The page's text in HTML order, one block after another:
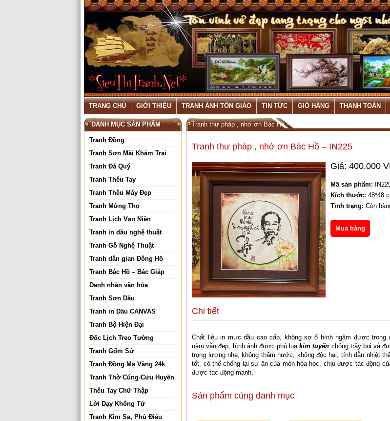
TRANG CHỦ GIỚI THIỆU TRANH ẢNH TÔN GIÁO TIN TỨC GIỎ HÀNG THANH TOÁN
DANH MỤC SẢN PHẨM
Tranh Đồng
Tranh Sơn Mài Khảm Trai
Tranh Đá Quý
Tranh Thêu Tay
Tranh Thêu Máy Đẹp
Tranh Mừng Thọ
Tranh Lịch Vạn Niên
Tranh in dầu nghệ thuật
Tranh Gỗ Nghệ Thuật
Tranh dân gian Đông Hồ
Tranh Bác Hồ – Bác Giáp
Danh nhân văn hóa
Tranh Sơn Dầu
Tranh in Dầu CANVAS
Tranh Bộ Hiện Đại
Đốc Lịch Treo Tường
Tranh Gốm Sứ
Tranh Đồng Mạ Vàng 24k
Tranh Thờ Cúng-Cửu Huyền
Thêu Tay Chữ Thập
Lời Dạy Khổng Tử
Tranh Kim Sa, Phù Điêu
Tranh thư pháp , nhớ ơn Bác Hồ – IN225
Tranh thư pháp , nhớ ơn Bác Hồ – IN225
Giá: 400.000
Mã sản phẩm:
Kích thước: 48*48
Tình trạng: Còn
Chi tiết
Chất liệu in mực dầu cao cấp, không sợ ố hình ngâm được trong
năm vẫn đẹp, hình ảnh được phủ lụakim tuyến chống trầy bụi và
trọng lượng nhẹ, không thấm nước, không độc hại, tính dẫn nhiệt
tốt, có thể chống lại sự ăn của mòn hóa học, chịu được tác động
được tác động mạnh,
Sản phẩm cùng danh mục